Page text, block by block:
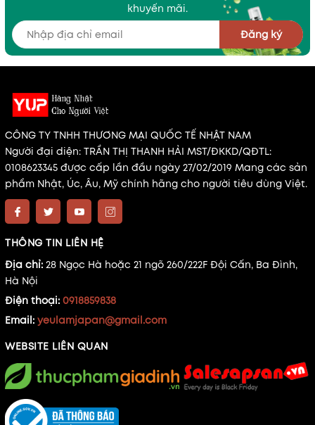
khuyến mãi.
Đăng ký
CÔNG TY TNHH THƯƠNG MẠI QUỐC TẾ NHẬT NAM
Người đại diện: TRẦN THỊ THANH HẢI MST/ĐKKD/QĐTL:
0108623345 được cấp lần đầu ngày 27/02/2019 Mang các sản
phẩm Nhật, Úc, Âu, Mỹ chính hãng cho người tiêu dùng Việt.
THÔNG TIN LIÊN HỆ
Địa chỉ: 28 Ngọc Hà hoặc 21 ngõ 260/222F Đội Cấn, Ba Đình,
Hà Nội
Điện thoại: 0918859838
Email: yeulamjapan@gmail.com
WEBSITE LIÊN QUAN